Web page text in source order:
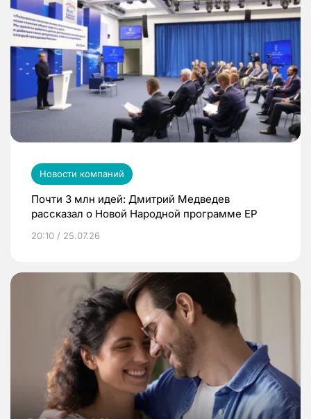
Новости компаний
Почти 3 млн идей: Дмитрий Медведев
рассказал о Новой Народной программе ЕР
20:10 / 25.07.26